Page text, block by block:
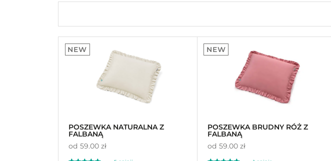
NEW
POSZEWKA NATURALNA Z
FALBANĄ
od 59.00 zł
NEW
POSZEWKA BRUDNY RÓŻ Z
FALBANĄ
od 59.00 zł